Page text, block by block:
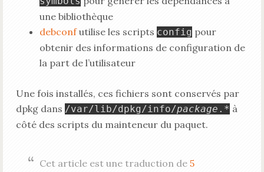
une bibliothèque
debconfutilise les scripts config pour
obtenir des informations de configuration de
la part de l’utilisateur
Une fois installés, ces fichiers sont conservés par
dpkg dans /var/lib/dpkg/info/package .* à
côté des scripts du mainteneur du paquet.
Cet article est une traduction de 5